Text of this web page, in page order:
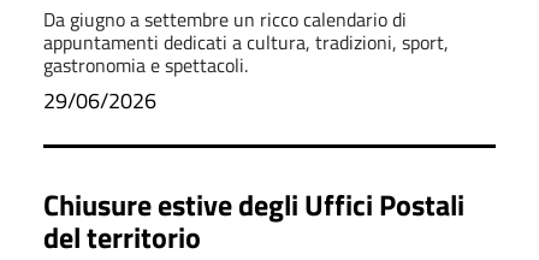
Da giugno a settembre un ricco calendario di
appuntamenti dedicati a cultura, tradizioni, sport,
gastronomia e spettacoli.
29/06/2026
Chiusure estive degli Uffici Postali
del territorio